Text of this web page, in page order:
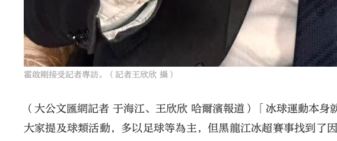
霍啟剛接受記者專訪。（記者王欣欣 攝）
（大公文匯網記者 于海江、王欣欣 哈爾濱報道）「冰球運動本
大家提及球類活動，多以足球等為主，但黑龍江冰超賽事找到了